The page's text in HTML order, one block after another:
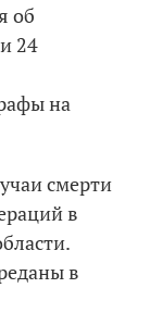
об
24
на
смерти
в
в